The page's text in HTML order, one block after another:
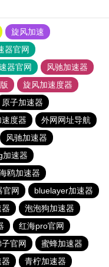
旋风加速
器官网
器官网
风驰加速器
旋风加速度器
原子加速器
度器
外网网址导航
风驰加速器
加速器
鸥加速器
官网
bluelayer加速器
泡泡狗加速器
红海pro官网
官网
蜜蜂加速器
青柠加速器